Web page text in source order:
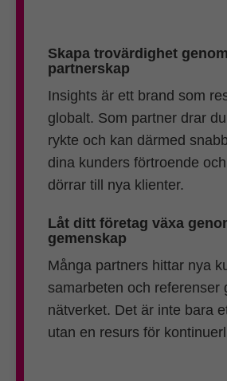
Skapa trovärdighet
partnerskap
Insights är ett brand som
globalt. Som partner drar
rykte och kan därmed
dina kunders förtroende
dörrar till nya klienter.
Låt ditt företag växa
gemenskap
Många partners hittar nya
samarbeten och referenser
nätverket. Det är inte bara
utan en resurs för